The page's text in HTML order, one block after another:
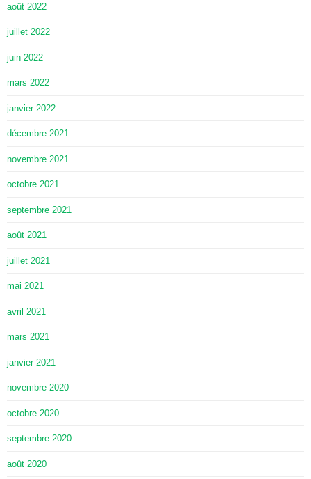
août 2022
juillet 2022
juin 2022
mars 2022
janvier 2022
décembre 2021
novembre 2021
octobre 2021
septembre 2021
août 2021
juillet 2021
mai 2021
avril 2021
mars 2021
janvier 2021
novembre 2020
octobre 2020
septembre 2020
août 2020